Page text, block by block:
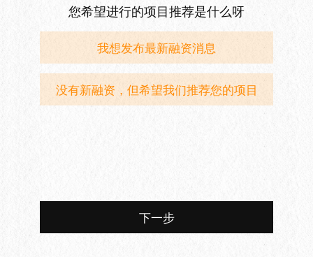
您希望进行的项目推荐是什么呀
我想发布最新融资消息
没有新融资，但希望我们推荐您的项目
下一步